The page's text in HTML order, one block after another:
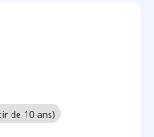
de 10 ans)